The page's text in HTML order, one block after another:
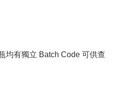
均有獨立 Batch Code 可供查